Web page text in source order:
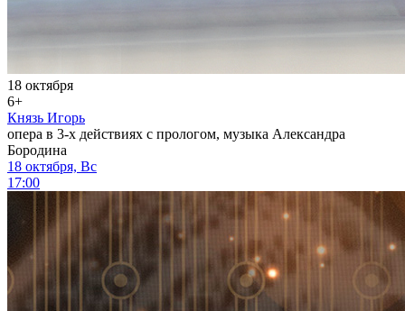
18 октября
6+
Князь Игорь
опера в 3-х действиях с прологом, музыка Александра
Бородина
18 октября, Вс
17:00